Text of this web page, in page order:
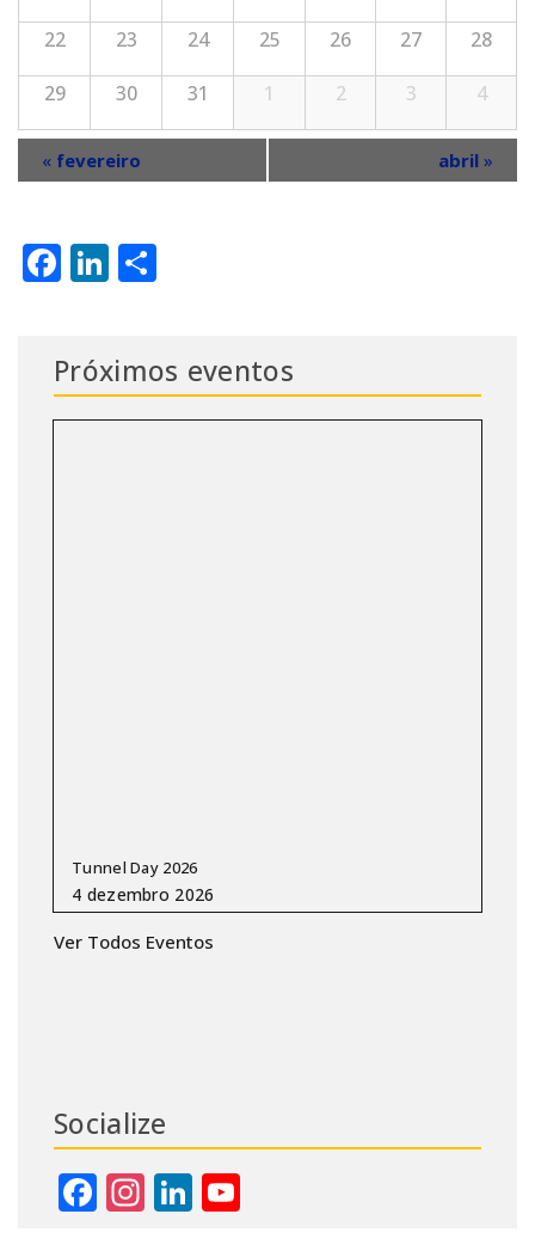
22 23 24 25 26 27 28
29 30 31 1 2 3 4
« fevereiro abril »
Facebook
LinkedIn
Próximos eventos
Tunnel Day 2026
Ver Todos Eventos
Socialize
Facebook
Instagram
LinkedIn